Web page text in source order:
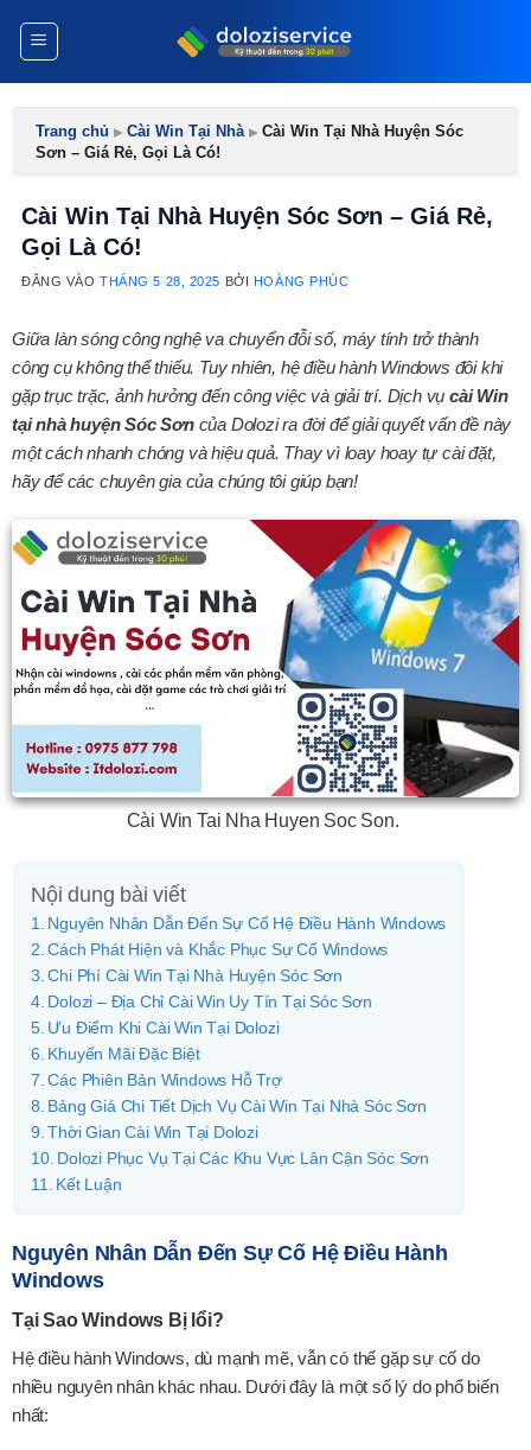
Trang chủ ▸ Cài Win Tại Nhà▸ Cài Win Tại Nhà Huyện Sóc
Sơn – Giá Rẻ, Gọi Là Có!
Cài Win Tại Nhà Huyện Sóc Sơn – Giá Rẻ,
Gọi Là Có!
ĐĂNG VÀOTHÁNG 5 28, 2025 BỞI HOÀNG PHÚC
Giữa làn sóng công nghệ va chuyển đỗi số, máy tính trở thành
công cụ không thể thiếu. Tuy nhiên, hệ điều hành Windows đôi khi
gặp trục trặc, ảnh hưởng đến công việc và giải trí. Dịch vụ cài Win
tại nhà huyện Sóc Sơncủa Dolozi ra đời để giải quyết vấn đề này
một cách nhanh chóng và hiệu quả. Thay vì loay hoay tự cài đặt,
hãy để các chuyên gia của chúng tôi giúp bạn!
Cài Win Tai Nha Huyen Soc Son.
Nội dung bài viết
Nguyên Nhân Dẫn Đến Sự Cố Hệ Điều Hành Windows
Cách Phát Hiện và Khắc Phục Sự Cố Windows
Chi Phí Cài Win Tại Nhà Huyện Sóc Sơn
Dolozi – Địa Chỉ Cài Win Uy Tín Tại Sóc Sơn
Ưu Điểm Khi Cài Win Tại Dolozi
Khuyến Mãi Đặc Biệt
Các Phiên Bản Windows Hỗ Trợ
Bảng Giá Chi Tiết Dịch Vụ Cài Win Tại Nhà Sóc Sơn
Thời Gian Cài Win Tại Dolozi
Dolozi Phục Vụ Tại Các Khu Vực Lân Cận Sóc Sơn
Kết Luận
Nguyên Nhân Dẫn Đến Sự Cố Hệ Điều Hành
Windows
Tại Sao Windows Bị lổi?
Hệ điều hành Windows, dù mạnh mẽ, vẫn có thể gặp sự cố do
nhiều nguyên nhân khác nhau. Dưới đây là một số lý do phổ biến
nhất: